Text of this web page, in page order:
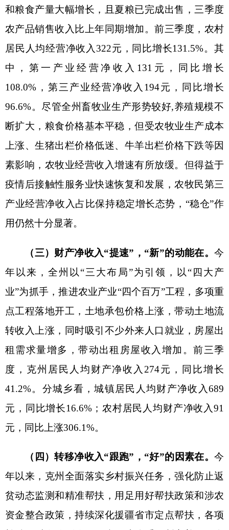
（四）转移净收入“跟跑”，“好”的因素在。今
年以来，克州全面落实乡村振兴任务，强化防止返
贫动态监测和精准帮扶，用足用好帮扶政策和涉农
补贴及时发放到位，医疗保障体系不断完善，健全
门诊统筹共济制度，医疗保障面扩大。诸多利好因
素助推居民转移收入稳定增长。2023年前三季度，
全州城镇居民、农村居民转移净收入占比分别为
16.1%、12.4%和26.4%。 以农村居民现金政策性惠
惠农补贴为
401元，较上年同期增长14.9%。
三、 需要关注的 问题
（一）居民收入整体水平偏低
平还存在较大差距，城镇居民和农村居民可支配收
入绝对水平在全区 靠后。前三季度，城镇和农村居
民人均可支配收入水平
仅为全区 水平的82.8%和
民人均可支配收入仅领先于喀什地区，农村居民人
均可支配收入仅领先于阿克苏、喀什、和田和塔
城。
（二）经营净收入大幅度增长难度较大。经营
净收入占比偏低，推动作用不明显。前三季度 ，克
州居民人均经营净收入对可支配收入增收贡献率虽
有扩大，但 远低于工资性收入和转移净收入。主要
价格低迷 、牛羊出栏价格下跌，养殖户
利润空间缩
小。国家统计局克孜勒苏调查队主要畜禽监测调查
数据显示，前三季度，活羊出栏
30 元/公
比下降6.9%。克孜勒苏调查队消费价格调查数据显